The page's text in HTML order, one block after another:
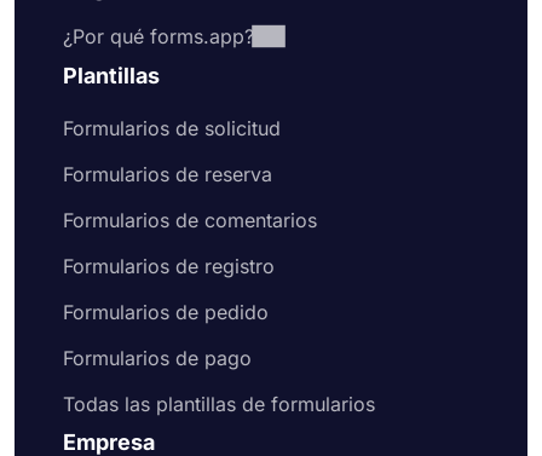
¿Por qué forms.app?
Plantillas
Formularios de solicitud
Formularios de reserva
Formularios de comentarios
Formularios de registro
Formularios de pedido
Formularios de pago
Todas las plantillas de formularios
Empresa